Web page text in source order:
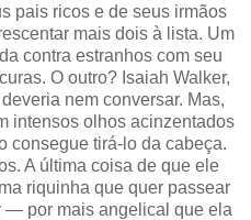
pais ricos e de seus irmãos
mais dois à lista. Um
contra estranhos com seu
O outro? Isaiah Walker,
nem conversar. Mas,
intensos olhos acinzentados
consegue tirá-lo da cabeça.
A última coisa de que ele
riquinha que quer passear
— por mais angelical que ela